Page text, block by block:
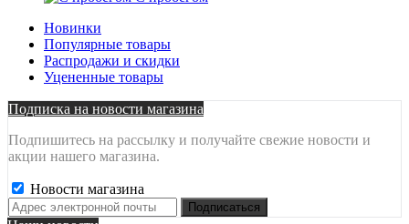
Новинки
Популярные товары
Распродажи и скидки
Уцененные товары
Подписка на новости магазина
Подпишитесь на рассылку и получайте свежие новости и
акции нашего магазина.
Новости магазина